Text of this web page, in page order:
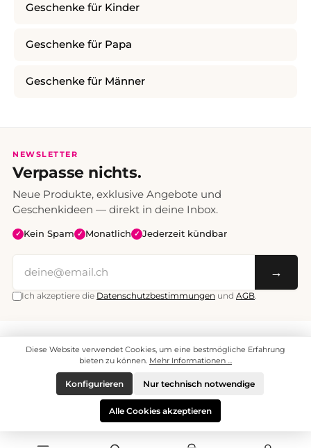
Geschenke für Kinder
Geschenke für Papa
Geschenke für Männer
NEWSLETTER
Verpasse nichts.
Neue Produkte, exklusive Angebote und
Geschenkideen — direkt in deine Inbox.
✓ Kein Spam ✓ Monatlich ✓ Jederzeit kündbar
→
Ich akzeptiere die Datenschutzbestimmungen und AGB.
versandkostenfrei.
© 2008 - 2026 enjoymedia.ch - Alle Rechte vorbehalten.
Diese Website verwendet Cookies, um eine bestmögliche Erfahrung
bieten zu können. Mehr Informationen ...
Nur technisch notwendige
Konfigurieren
Alle Cookies akzeptieren